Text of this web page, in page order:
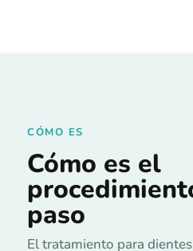
CÓMO ES
Cómo es el
paso
El tratamiento para